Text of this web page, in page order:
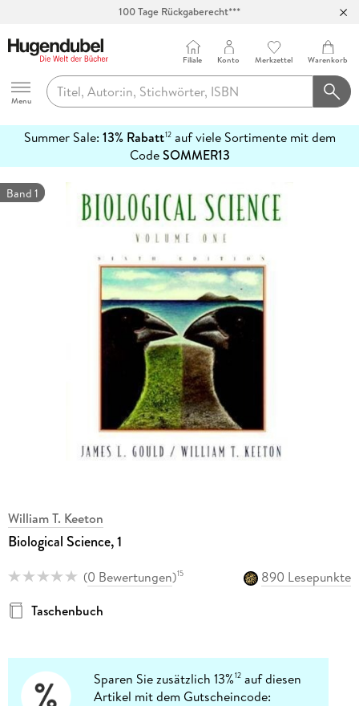
100 Tage Rückgaberecht***
Hugendubel
Menu
Filiale Konto Merkzettel Warenkorb
Summer Sale: 13% Rabatt12auf viele Sortimente mit dem
CodeSOMMER13
erfahren
Band 1
William T. Keeton
Biological Science, 1
(0 Bewertungen)15
890 Lesepunkte
Taschenbuch
Sparen Sie zusätzlich 13%12 auf diesen
Artikel mit dem Gutscheincode: